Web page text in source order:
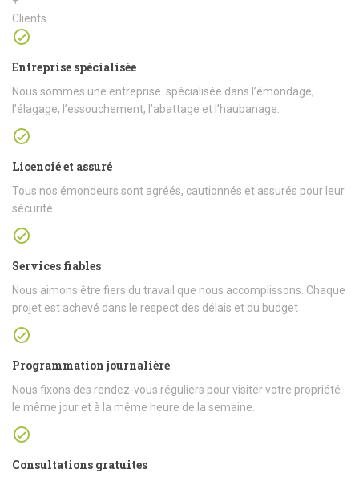
Clients
Entreprise spécialisée
Nous sommes une entreprise spécialisée dans l’émondage,
l’élagage, l’essouchement, l’abattage et l’haubanage.
Licencié et assuré
Tous nos émondeurs sont agréés, cautionnés et assurés pour leur
sécurité.
Services fiables
Nous aimons être fiers du travail que nous accomplissons. Chaque
projet est achevé dans le respect des délais et du budget
Programmation journalière
Nous fixons des rendez-vous réguliers pour visiter votre propriété
le même jour et à la même heure de la semaine.
Consultations gratuites